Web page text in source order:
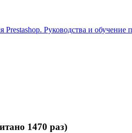
Руководства и обучение
1470 раз)